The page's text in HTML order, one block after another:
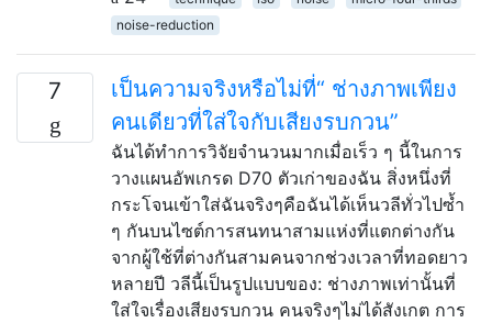
noise-reduction
7
เป็นความจริงหรือไม่ที่“ ช่างภาพเพียง
คนเดียวที่ใส่ใจกับเสียงรบกวน”
ฉันได้ทำการวิจัยจำนวนมากเมื่อเร็ว ๆ นี้ในการ
วางแผนอัพเกรด D70 ตัวเก่าของฉัน สิ่งหนึ่งที่
กระโจนเข้าใส่ฉันจริงๆคือฉันได้เห็นวลีทั่วไปซ้ำ
ๆ กันบนไซต์การสนทนาสามแห่งที่แตกต่างกัน
จากผู้ใช้ที่ต่างกันสามคนจากช่วงเวลาที่ทอดยาว
หลายปี วลีนี้เป็นรูปแบบของ: ช่างภาพเท่านั้นที่
ใส่ใจเรื่องเสียงรบกวน คนจริงๆไม่ได้สังเกต การ